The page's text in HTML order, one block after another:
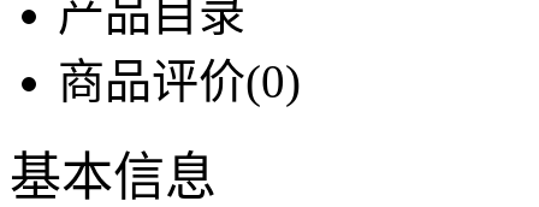
产品目录
商品评价(0)
基本信息